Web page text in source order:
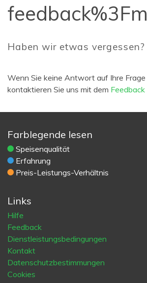
Haben wir etwas vergessen?
Wenn Sie keine Antwort auf Ihre
kontaktieren Sie uns mit dem Feedback
Farblegende lesen
Speisenqualität
Erfahrung
Preis-Leistungs-Verhältnis
Links
Hilfe
Feedback
Dienstleistungsbedingungen
Kontakt
Datenschutzbestimmungen
Cookies